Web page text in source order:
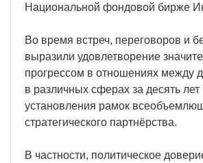
Национальной фондовой бирже
Во время встреч, переговоров и
выразили удовлетворение
прогрессом в отношениях между
в различных сферах за десять лет
установления рамок
стратегического партнёрства.
В частности, политическое